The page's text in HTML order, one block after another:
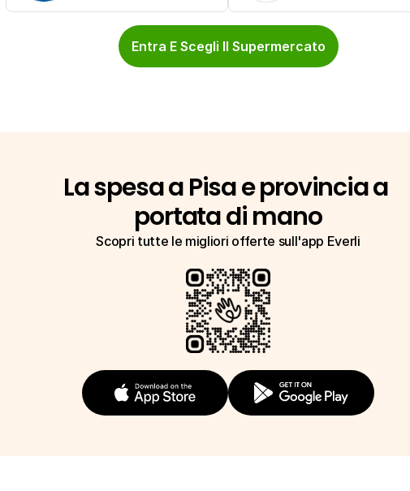
Entra E Scegli Il Supermercato
La spesa a Pisa e provincia a
portata di mano
Scopri tutte le migliori offerte sull'app Everli